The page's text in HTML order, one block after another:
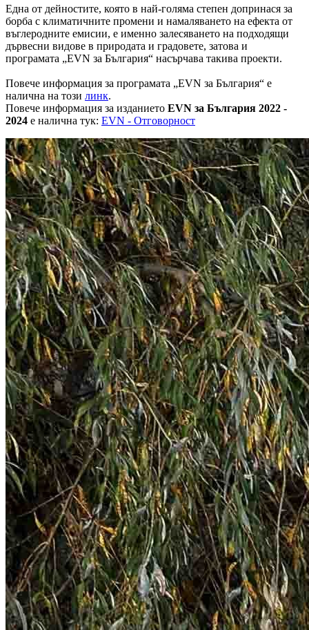
Една от дейностите, която в най-голяма степен допринася за
борба с климатичните промени и намаляването на ефекта от
въглеродните емисии, е именно залесяването на подходящи
дървесни видове в природата и градовете, затова и
програмата „EVN за България“ насърчава такива проекти.
Повече информация за програмата „EVN за България“ е
налична на този линк.
Повече информация за изданието EVN за България 2022 -
2024 е налична тук: EVN - Отговорност